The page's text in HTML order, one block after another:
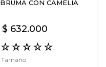
BRUMA CON CAMELIA
$ 632.000
☆☆☆☆☆
Tamaño